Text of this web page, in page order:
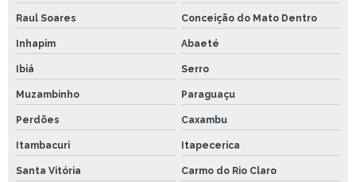
Raul Soares Conceição do Mato Dentro
Inhapim Abaeté
Ibiá Serro
Muzambinho Paraguaçu
Perdões Caxambu
Itambacuri Itapecerica
Santa Vitória Carmo do Rio Claro